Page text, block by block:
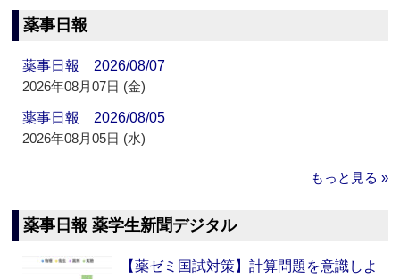
薬事日報
薬事日報 2026/08/07
2026年08月07日 (金)
薬事日報 2026/08/05
2026年08月05日 (水)
もっと見る »
薬事日報 薬学生新聞デジタル
【薬ゼミ国試対策】計算問題を意識しよ